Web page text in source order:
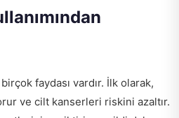
faydası vardır. İlk olarak,
ve cilt kanserleri riskini azaltır.